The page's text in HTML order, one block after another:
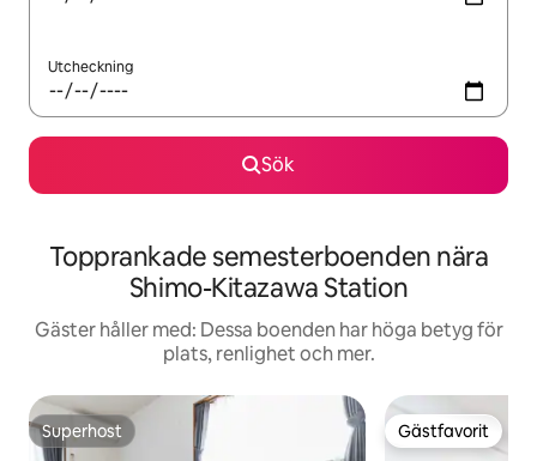
Utcheckning
Sök
Topprankade semesterboenden nära
Shimo-Kitazawa Station
Gäster håller med: Dessa boenden har höga betyg för
plats, renlighet och mer.
Superhost
Superhost Gästfavorit
Gästfavorit